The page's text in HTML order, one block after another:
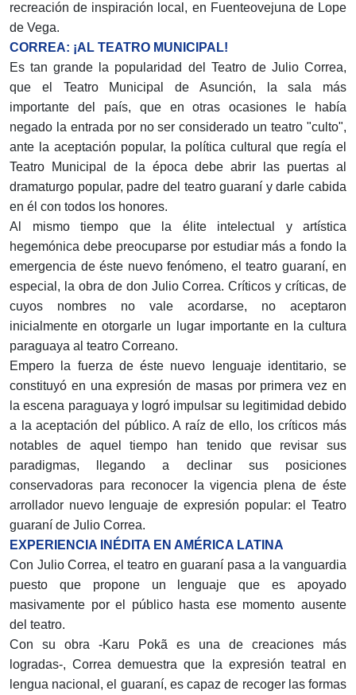
recreación de inspiración local, en Fuenteovejuna de Lope
de Vega.
CORREA: ¡AL TEATRO MUNICIPAL!
Es tan grande la popularidad del Teatro de Julio Correa,
que el Teatro Municipal de Asunción, la sala más
importante del país, que en otras ocasiones le había
negado la entrada por no ser considerado un teatro "culto",
ante la aceptación popular, la política cultural que regía el
Teatro Municipal de la época debe abrir las puertas al
dramaturgo popular, padre del teatro guaraní y darle cabida
en él con todos los honores.
Al mismo tiempo que la élite intelectual y artística
hegemónica debe preocuparse por estudiar más a fondo la
emergencia de éste nuevo fenómeno, el teatro guaraní, en
especial, la obra de don Julio Correa. Críticos y críticas, de
cuyos nombres no vale acordarse, no aceptaron
inicialmente en otorgarle un lugar importante en la cultura
paraguaya al teatro Correano.
Empero la fuerza de éste nuevo lenguaje identitario, se
constituyó en una expresión de masas por primera vez en
la escena paraguaya y logró impulsar su legitimidad debido
a la aceptación del público. A raíz de ello, los críticos más
notables de aquel tiempo han tenido que revisar sus
paradigmas, llegando a declinar sus posiciones
conservadoras para reconocer la vigencia plena de éste
arrollador nuevo lenguaje de expresión popular: el Teatro
guaraní de Julio Correa.
EXPERIENCIA INÉDITA EN AMÉRICA LATINA
Con Julio Correa, el teatro en guaraní pasa a la vanguardia
puesto que propone un lenguaje que es apoyado
masivamente por el público hasta ese momento ausente
del teatro.
Con su obra -Karu Pokã es una de creaciones más
logradas-, Correa demuestra que la expresión teatral en
lengua nacional, el guaraní, es capaz de recoger las formas